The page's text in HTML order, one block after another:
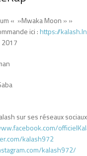
« »Mwaka Moon » »
ici : https://
sur ses réseaux
kalash972
kalash972/